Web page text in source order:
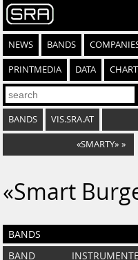
NEWS BANDS
PRINTMEDIA DATA
BANDS VIS.SRA.AT
«SMARTY» »
«Smart
BANDS
BAND INSTRUMENTE